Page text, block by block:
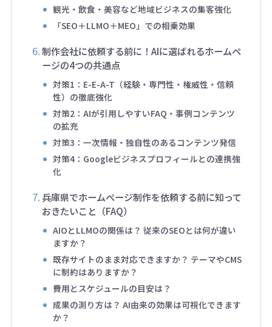
観光・飲食・美容など地域ビジネスの集客強化
「SEO＋LLMO＋MEO」での相乗効果
制作会社に依頼する前に！AIに選ばれるホームペ
ージの4つの共通点
対策1：E-E-A-T（経験・専門性・権威性・信頼
性）の徹底強化
対策2：AIが引用しやすいFAQ・事例コンテンツ
の拡充
対策3：一次情報・独自性のあるコンテンツ発信
対策4：Googleビジネスプロフィールとの連携強
化
兵庫県でホームページ制作を依頼する前に知って
おきたいこと（FAQ）
AIOとLLMOの関係は？ 従来のSEOとは何が違い
ますか？
既存サイトのまま対応できますか？ テーマやCMS
に制約はありますか？
費用とスケジュールの目安は？
成果の測り方は？ AI由来の効果は可視化できます
か？